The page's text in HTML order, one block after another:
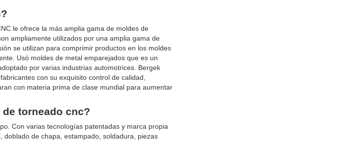
le ofrece la más amplia gama de moldes de
ampliamente utilizados por una amplia gama de
se utilizan para comprimir productos en los moldes
Usó moldes de metal emparejados que es un
por varias industrias automotrices. Bergek
con su exquisito control de calidad,
con materia prima de clase mundial para aumentar
torneado cnc?
Con varias tecnologías patentadas y marca propia
doblado de chapa, estampado, soldadura, piezas